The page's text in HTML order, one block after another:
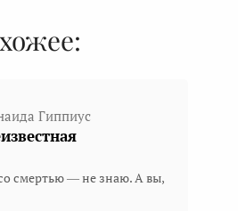
Гиппиус
смертью — не знаю. А вы,